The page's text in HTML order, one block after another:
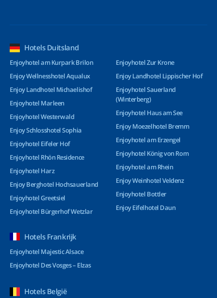
Hotels Duitsland
Enjoyhotel am Kurpark Brilon
Enjoy Wellnesshotel Aqualux
Enjoy Landhotel Michaelishof
Enjoyhotel Marleen
Enjoyhotel Westerwald
Enjoy Schlosshotel Sophia
Enjoyhotel Eifeler Hof
Enjoyhotel Rhön Residence
Enjoyhotel Harz
Enjoy Berghotel Hochsauerland
Enjoyhotel Greetsiel
Enjoyhotel Bürgerhof Wetzlar
Enjoyhotel Zur Krone
Enjoy Landhotel Lippischer Hof
Enjoyhotel Sauerland
(Winterberg)
Enjoyhotel Haus am See
Enjoy Moezelhotel Bremm
Enjoyhotel am Erzengel
Enjoyhotel König von Rom
Enjoyhotel am Rhein
Enjoy Weinhotel Veldenz
Enjoyhotel Bottler
Enjoy Eifelhotel Daun
Hotels Frankrijk
Enjoyhotel Majestic Alsace
Enjoyhotel Des Vosges – Elzas
Hotels België